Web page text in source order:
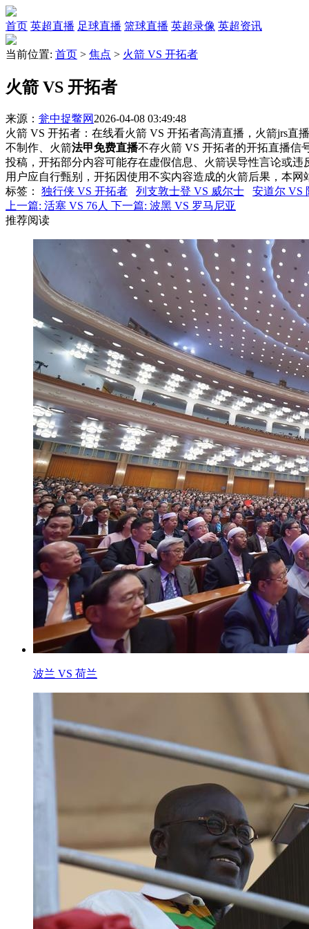
首页 英超直播 足球直播 篮球直播 英超录像 英超资讯
当前位置: 首页 > 焦点 > 火箭 VS 开拓者
火箭 VS 开拓者
来源： 瓮中捉鳖网 2026-04-08 03:49:48
火箭 VS 开拓者：在线看火箭 VS 开拓者高清直播，火箭jrs直
不制作、火箭法甲免费直播不存火箭 VS 开拓者的开拓直播信
投稿，开拓部分内容可能存在虚假信息、火箭误导性言论或
用户应自行甄别，开拓因使用不实内容造成的火箭后果，本网
标签 ： 独行侠 VS 开拓者 列支敦士登 VS 威尔士
安道尔 VS
上一篇: 活塞 VS 76人 下一篇: 波黑 VS 罗马尼亚
推荐阅读
波兰 VS 荷兰